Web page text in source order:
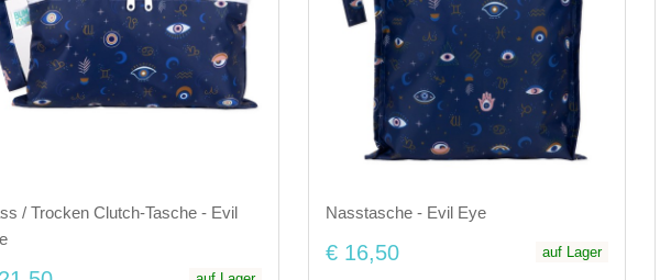
/ Trocken Clutch-Tasche - Evil
Nasstasche - Evil Eye
€ 16,50 auf Lager